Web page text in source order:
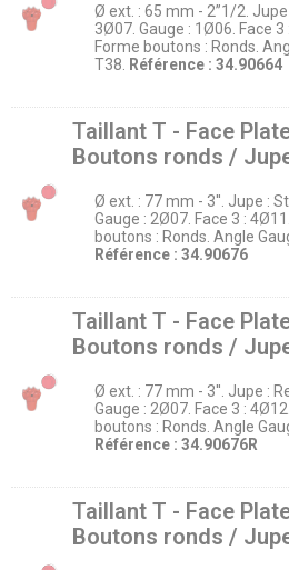
Ø ext. : 65 mm - 2’’1/2.
3Ø07. Gauge : 1Ø06. Face 3
Forme boutons : Ronds.
T38.
Référence : 34.90664
Taillant T - Face
Boutons ronds /
Ø ext. : 77 mm - 3''. Jupe :
Gauge : 2Ø07. Face 3 :
boutons : Ronds. Angle
Référence : 34.90676
Taillant T - Face
Boutons ronds /
Ø ext. : 77 mm - 3''. Jupe :
Gauge : 2Ø07. Face 3 :
boutons : Ronds. Angle
Référence : 34.90676R
Taillant T - Face
Boutons ronds /